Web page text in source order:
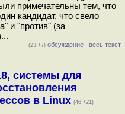
примечательны тем, что
кандидат, что свело
и "против" (за
(23 +7) обсуждение | весь текст
системы для
в Linux (46 +21)